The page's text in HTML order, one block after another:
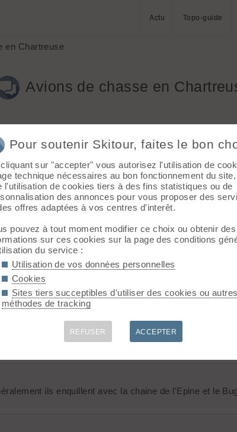
Actu Topo-guide
en Chartreuse
Avions de chasse en
Y aurait-il une base aérienne proche ? D'où
ils enquillent avec la chaine de l'Epine et le
Pour soutenir Skitour, faites le bon
sur "accepter" vous autorisez l'utilisation de
technique nécessaires au bon fonctionnement du
l'utilisation de cookies tiers à des fins statistiques ou de
des annonces pour vous proposer des
offres adaptées à vos centres d'interêt.
pouvez à tout moment modifier ce choix ou obtenir des
sur ces cookies sur la page des conditions
du service :
Utilisation de vos données personnelles
Cookies
Sites tiers succeptibles d'utiliser des cookies ou autres
méthodes de tracking
REFUSER ACCEPTER